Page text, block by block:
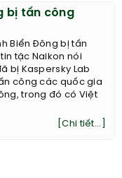
bị tấn công
Biển Đông bị tấn
tặc Naikon nói
bị Kaspersky Lab
công các quốc gia
trong đó có Việt
[Chi tiết...]